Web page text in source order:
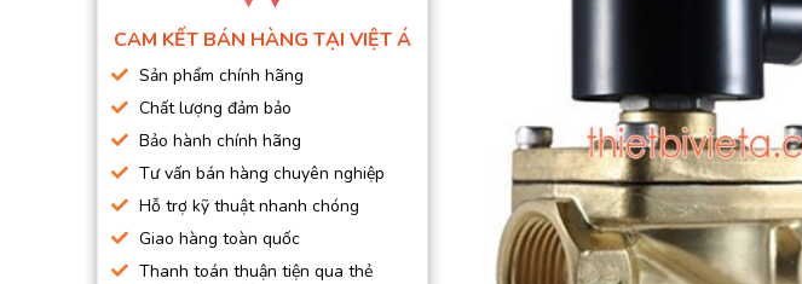
BƠM MÀNG KHÍ NÉN
BƠM HÚT CHÂN KHÔNG
BƠM ĐỊNH LƯỢNG
MOTOR, HỘP GIẢM TỐC
MÁY TẠO KHÍ NITO
CAM KẾT BÁN HÀNG TẠI VIỆT Á
Sản phẩm chính hãng
Chất lượng đảm bảo
Bảo hành chính hãng
Tư vấn bán hàng chuyên nghiệp
Hỗ trợ kỹ thuật nhanh chóng
Giao hàng toàn quốc
Thanh toán thuận tiện qua thẻ